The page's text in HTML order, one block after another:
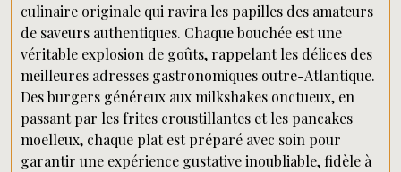
culinaire originale qui ravira les papilles des amateurs
de saveurs authentiques. Chaque bouchée est une
véritable explosion de goûts, rappelant les délices des
meilleures adresses gastronomiques outre-Atlantique.
Des burgers généreux aux milkshakes onctueux, en
passant par les frites croustillantes et les pancakes
moelleux, chaque plat est préparé avec soin pour
garantir une expérience gustative inoubliable, fidèle à